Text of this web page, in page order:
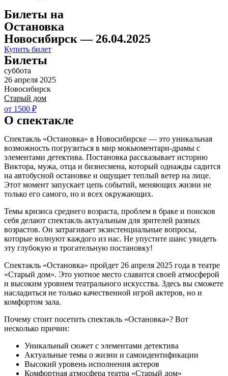
Билеты на
Остановка
Новосибирск — 26.04.2025
Купить билет
Билеты
суббота
26 апреля 2025
Новосибирск
Старый дом
от 1500 ₽
О спектакле
Спектакль «Остановка» в Новосибирске — это уникальная
возможность погрузиться в мир мокьюментари-драмы с
элементами детектива. Постановка рассказывает историю
Виктора, мужа, отца и бизнесмена, который однажды садится
на автобусной остановке и ощущает теплый ветер на лице.
Этот момент запускает цепь событий, меняющих жизни не
только его самого, но и всех окружающих.
Темы кризиса среднего возраста, проблем в браке и поисков
себя делают спектакль актуальным для зрителей разных
возрастов. Он затрагивает экзистенциальные вопросы,
которые волнуют каждого из нас. Не упустите шанс увидеть
эту глубокую и трогательную постановку!
Спектакль «Остановка» пройдет 26 апреля 2025 года в театре
«Старый дом». Это уютное место славится своей атмосферой
и высоким уровнем театрального искусства. Здесь вы сможете
насладиться не только качественной игрой актеров, но и
комфортом зала.
Почему стоит посетить спектакль «Остановка»? Вот
несколько причин:
Уникальный сюжет с элементами детектива
Актуальные темы о жизни и самоидентификации
Высокий уровень исполнения актеров
Комфортная атмосфера театра «Старый дом»